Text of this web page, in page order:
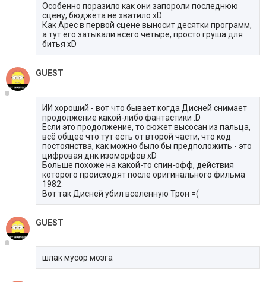
Особенно поразило как они запороли последнюю
сцену, бюджета не хватило xD
Как Арес в первой сцене выносит десятки программ,
а тут его затыкали всего четыре, просто груша для
битья xD
GUEST
ИИ хороший - вот что бывает когда Дисней снимает
продолжение какой-либо фантастики :D
Если это продолжение, то сюжет высосан из пальца,
всё общее что тут есть от второй части, что код
постоянства, как можно было бы предположить - это
цифровая днк изоморфов xD
Больше похоже на какой-то спин-офф, действия
которого происходят после оригинального фильма
1982.
Вот так Дисней убил вселенную Трон =(
GUEST
шлак мусор мозга